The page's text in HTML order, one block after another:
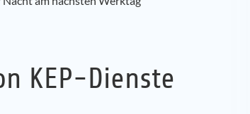
KEP-Dienste